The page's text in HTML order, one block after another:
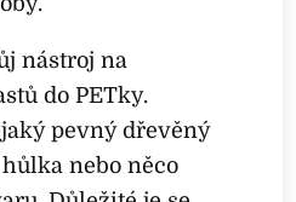
nástroj na
do PETky.
pevný dřevěný
nebo něco